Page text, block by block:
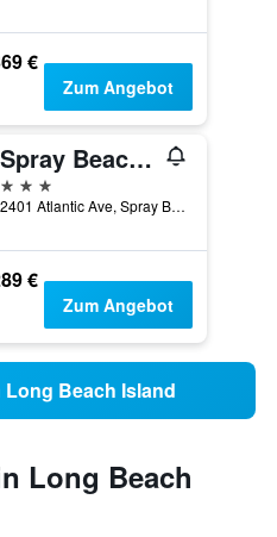
€
Zum Angebot
Spray Beach Oceanfront Hotel
3 Sterne
2401 Atlantic Ave, Spray Beach, NJ, USA
€
Zum Angebot
Beach Island
Long Beach